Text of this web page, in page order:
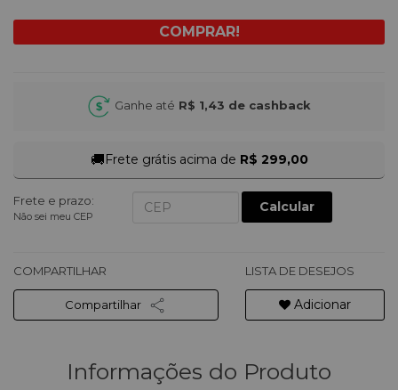
Ganhe até R$ 1,43 de cashback
🚚Frete grátis acima de R$ 299,00
Frete e prazo:
Não sei meu CEP
Calcular
COMPARTILHAR
Compartilhar
LISTA DE DESEJOS
Adicionar
Informações do Produto